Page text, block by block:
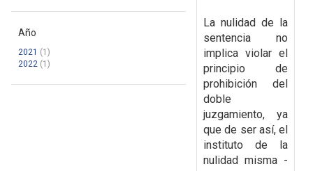
Año
2021 (1)
2022 (1)
La nulidad de la
sentencia no
implica violar el
principio de
prohibición del
doble
juzgamiento, ya
que de ser así, el
instituto de la
nulidad misma -